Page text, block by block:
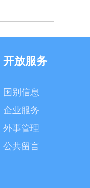
开放服务
国别信息
企业服务
外事管理
公共留言